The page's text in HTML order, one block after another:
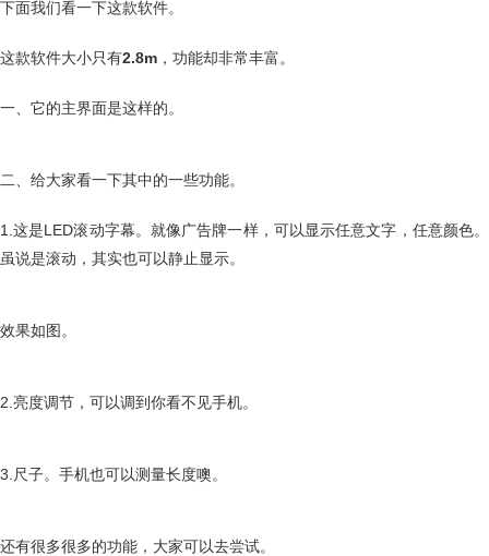
下面我们看一下这款软件。
这款软件大小只有2.8m ，功能却非常丰富。
一、它的主界面是这样的。
二、给大家看一下其中的一些功能。
1.这是LED滚动字幕。就像广告牌一样，可以显示任意文字，任意颜色。
虽说是滚动，其实也可以静止显示。
效果如图。
2.亮度调节，可以调到你看不见手机。
3.尺子。手机也可以测量长度噢。
还有很多很多的功能，大家可以去尝试。